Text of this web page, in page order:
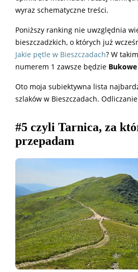
wyraz schematyczne treści.
Poniższy ranking nie uwzględnia
bieszczadzkich, o których już
Jakie pętle w Bieszczadach? W
numerem 1 zawsze będzie
Oto moja subiektywna lista
szlaków w Bieszczadach.
#5 czyli Tarnica, za
przepadam